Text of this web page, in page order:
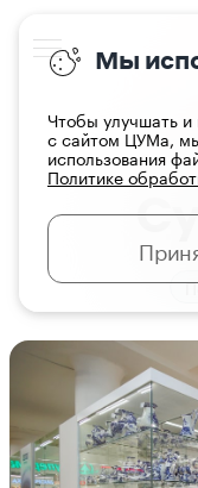
Мы
Чтобы улучшать
с сайтом ЦУМа,
использования
Политике